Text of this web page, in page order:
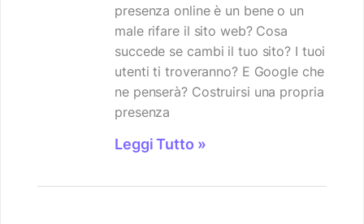
presenza online è un bene o un
male rifare il sito web? Cosa
succede se cambi il tuo sito? I tuoi
utenti ti troveranno? E Google che
ne penserà? Costruirsi una propria
presenza
Leggi Tutto »